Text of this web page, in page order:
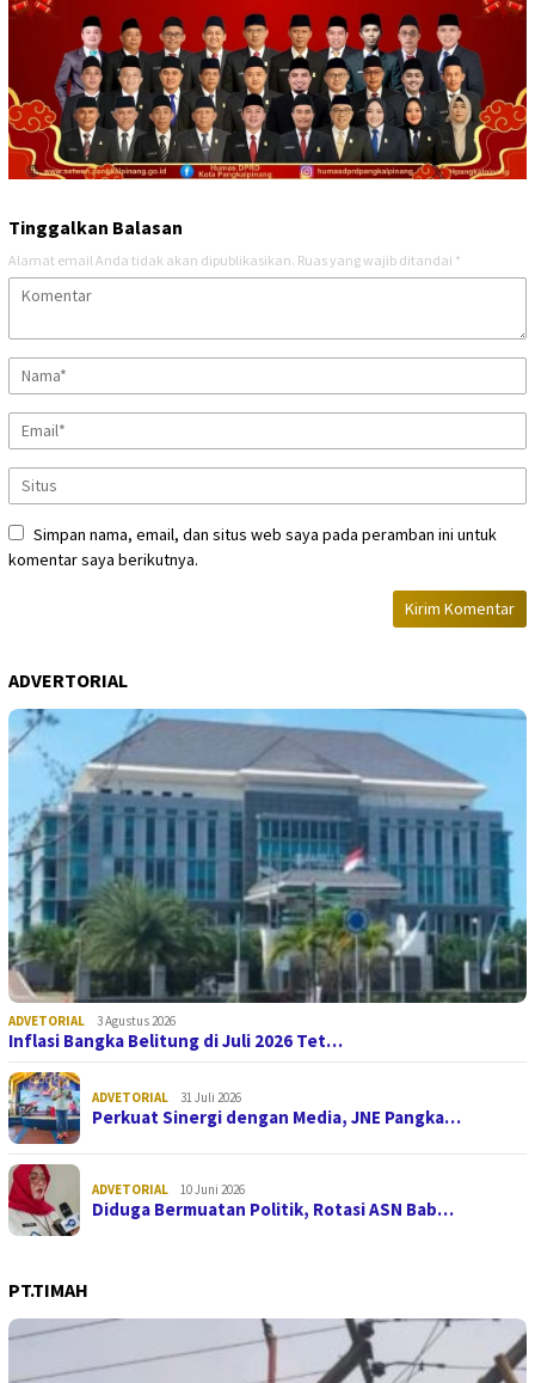
Tinggalkan Balasan
Alamat email Anda tidak akan dipublikasikan. Ruas yang wajib ditandai *
Simpan nama, email, dan situs web saya pada peramban ini untuk
komentar saya berikutnya.
ADVERTORIAL
ADVETORIAL 3 Agustus 2026
Inflasi Bangka Belitung di Juli 2026 Tet…
ADVETORIAL 31 Juli 2026
Perkuat Sinergi dengan Media, JNE Pangka…
ADVETORIAL 10 Juni 2026
Diduga Bermuatan Politik, Rotasi ASN Bab…
PT.TIMAH